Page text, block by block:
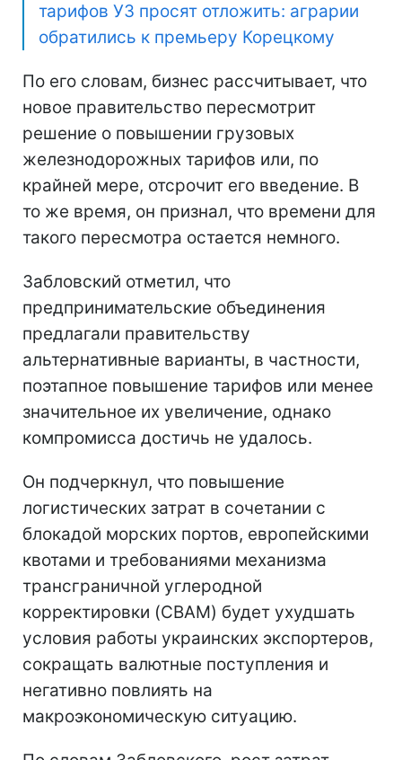
тарифов УЗ просят отложить: аграрии
обратились к премьеру Корецкому
По его словам, бизнес рассчитывает, что
новое правительство пересмотрит
решение о повышении грузовых
железнодорожных тарифов или, по
крайней мере, отсрочит его введение. В
то же время, он признал, что времени для
такого пересмотра остается немного.
Забловский отметил, что
предпринимательские объединения
предлагали правительству
альтернативные варианты, в частности,
поэтапное повышение тарифов или менее
значительное их увеличение, однако
компромисса достичь не удалось.
Он подчеркнул, что повышение
логистических затрат в сочетании с
блокадой морских портов, европейскими
квотами и требованиями механизма
трансграничной углеродной
корректировки (CBAM) будет ухудшать
условия работы украинских экспортеров,
сокращать валютные поступления и
негативно повлиять на
макроэкономическую ситуацию.